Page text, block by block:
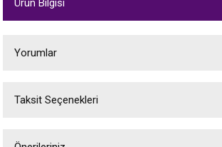
Ürün Bilgisi
Yorumlar
Taksit Seçenekleri